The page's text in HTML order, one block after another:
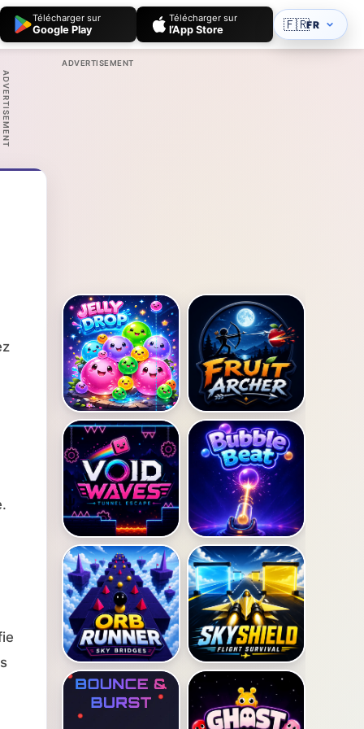
Télécharger sur
Google Play
Télécharger sur
l’App Store 🇫🇷FR
ADVERTISEMENT
ADVERTISEMENT